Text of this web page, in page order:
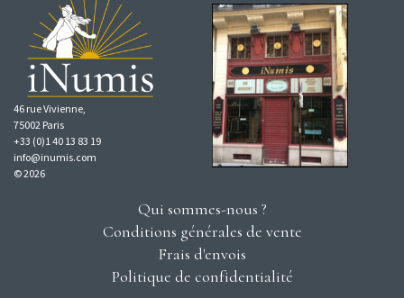
46 rue Vivienne,
75002 Paris
+33 (0)1 40 13 83 19
info@inumis.com
© 2026
Qui sommes-nous ?
Conditions générales de vente
Frais d'envois
Politique de confidentialité